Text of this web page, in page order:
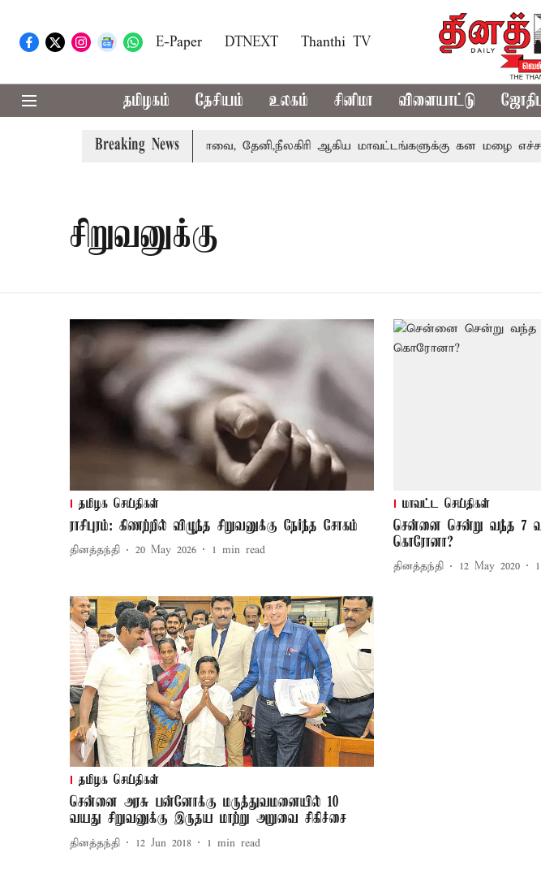
E-Paper DTNEXT Thanthi TV
தமிழகம் தேசியம் உலகம் சினிமா விளையாட்டு
Breaking News
வாபஸ் பெற்றார் சங்கீதா கோவை, தேனி,நீலகிரி ஆகிய மாவட்டங்களுக்கு கன மழை
சிறுவனுக்கு
தமிழக செய்திகள்
ராசிபுரம்: கிணற்றில் விழுந்த சிறுவனுக்கு நேர்ந்த சோகம்
தினத்தந்தி 20 May 2026 1 min read
மாவட்ட செய்திகள்
சென்னை சென்று வந்த 7
கொரோனா?
தினத்தந்தி 12 May 2020 1
தமிழக செய்திகள்
சென்னை அரசு பன்னோக்கு மருத்துவமனையில் 10
வயது சிறுவனுக்கு இருதய மாற்று அறுவை சிகிச்சை
தினத்தந்தி 12 Jun 2018 1 min read